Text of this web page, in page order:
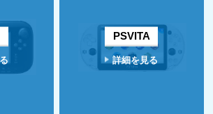
PSVITA
詳細を見る